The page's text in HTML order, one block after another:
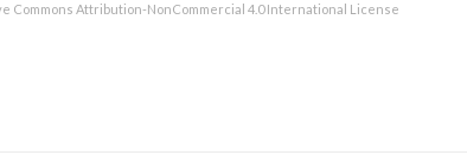
Commons Attribution-NonCommercial 4.0 International License